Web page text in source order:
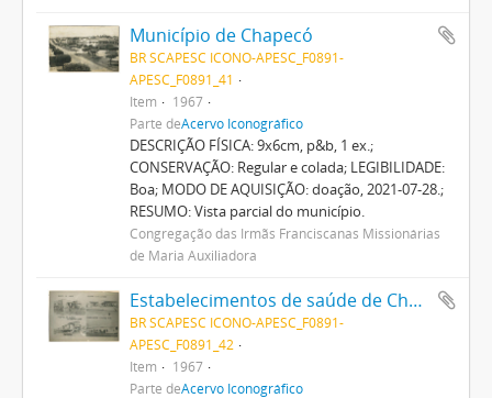
Município de Chapecó
BR SCAPESC ICONO-APESC_F0891-
APESC_F0891_41
Item
1967
Parte deAcervo Iconográfico
DESCRIÇÃO FÍSICA: 9x6cm, p&b, 1 ex.;
CONSERVAÇÃO: Regular e colada; LEGIBILIDADE:
Boa; MODO DE AQUISIÇÃO: doação, 2021-07-28.;
RESUMO: Vista parcial do município.
Congregação das Irmãs Franciscanas Missionárias
de Maria Auxiliadora
Estabelecimentos de saúde de Chapecó
BR SCAPESC ICONO-APESC_F0891-
APESC_F0891_42
Item
1967
Parte deAcervo Iconográfico